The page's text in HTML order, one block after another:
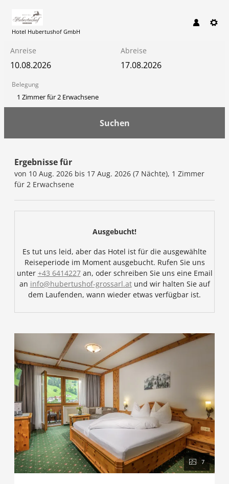
Anreise Abreise
Belegung
1 Zimmerfür2 Erwachsene
Suchen
Hotel Hubertushof GmbH
Ergebnisse für
von 10 Aug. 2026 bis 17 Aug. 2026 (7 Nächte), 1 Zimmer
für 2 Erwachsene
Ausgebucht!
Es tut uns leid, aber das Hotel ist für die ausgewählte
Reiseperiode im Moment ausgebucht. Rufen Sie uns
unter +43 6414227an, oder schreiben Sie uns eine Email
an info@hubertushof-grossarl.atund wir halten Sie auf
dem Laufenden, wann wieder etwas verfügbar ist.
7